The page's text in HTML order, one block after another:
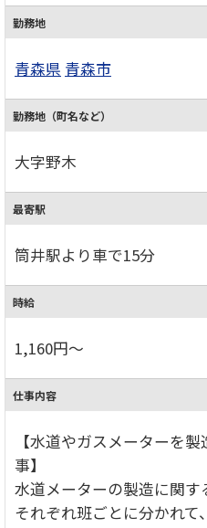
勤務地
青森県 青森市
勤務地（町名など）
大字野木
最寄駅
筒井駅より車で15分
時給
1,160円～
仕事内容
【水道やガスメーターを
事】
水道メーターの製造に関す
それぞれ班ごとに分かれて